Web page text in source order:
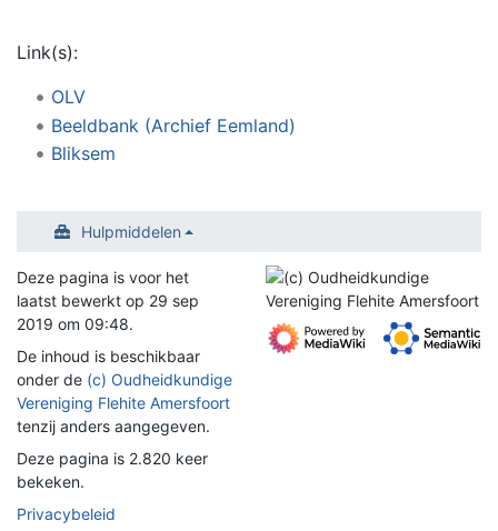
Link(s):
OLV
Beeldbank (Archief Eemland)
Bliksem
Hulpmiddelen
Deze pagina is voor het
laatst bewerkt op 29 sep
2019 om 09:48.
De inhoud is beschikbaar
onder de (c) Oudheidkundige
Vereniging Flehite Amersfoort
tenzij anders aangegeven.
Deze pagina is 2.820 keer
bekeken.
Privacybeleid